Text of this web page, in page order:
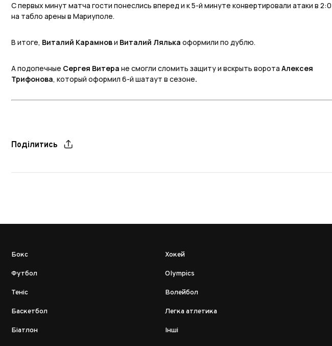
С первых минут матча гости понеслись вперед и к 5-й минуте конвертировали атаки в 2:0
на табло арены в Мариуполе.
В итоге, Виталий Карамнови Виталий Лялька оформили по дублю.
А подопечные Сергея Витера не смогли сломить защиту и вскрыть ворота Алексея
Трифонова, который оформил 6-й шатаут в сезоне.
Поділитись
Бокс
Футбол
Теніс
Баскетбол
Біатлон
Хокей
Olympics
Волейбол
Легка атлетика
Інші